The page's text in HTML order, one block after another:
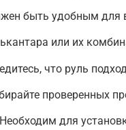
быть удобным для
или их
что руль
проверенных
для